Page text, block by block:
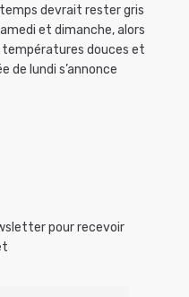
temps devrait rester gris
et dimanche, alors
douces et
de lundi s’annonce
pour recevoir